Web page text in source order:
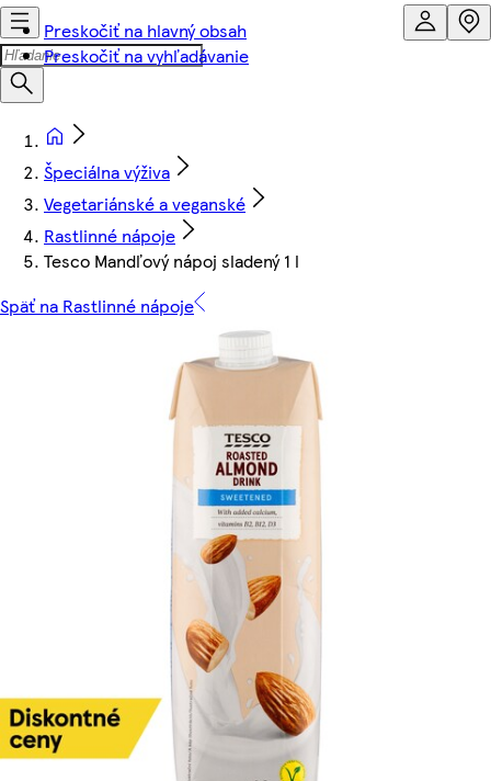
Preskočiť na hlavný obsah
Preskočiť na vyhľadávanie
Špeciálna výživa
Vegetariánské a veganské
Rastlinné nápoje
Tesco Mandľový nápoj sladený 1 l
Späť na Rastlinné nápoje